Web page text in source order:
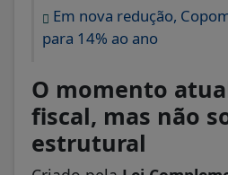
Em nova redução,
para 14% ao ano
O momento
fiscal, mas não
estrutural